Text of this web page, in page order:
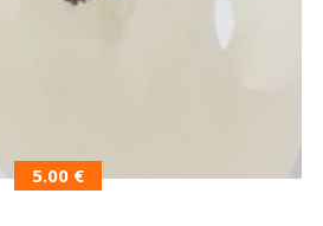
5.00 €